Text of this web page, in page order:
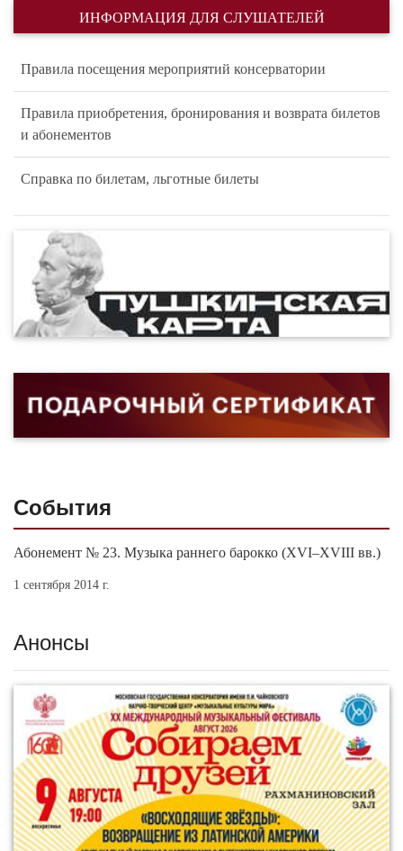
ИНФОРМАЦИЯ ДЛЯ СЛУШАТЕЛЕЙ
Правила посещения мероприятий консерватории
Правила приобретения, бронирования и возврата билетов
и абонементов
Справка по билетам, льготные билеты
События
Абонемент № 23. Музыка раннего барокко (XVI–XVIII вв.)
1 сентября 2014 г.
Анонсы